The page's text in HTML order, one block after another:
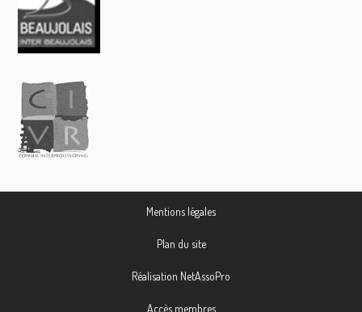
Mentions légales
Plan du site
Réalisation NetAssoPro
Accès membres